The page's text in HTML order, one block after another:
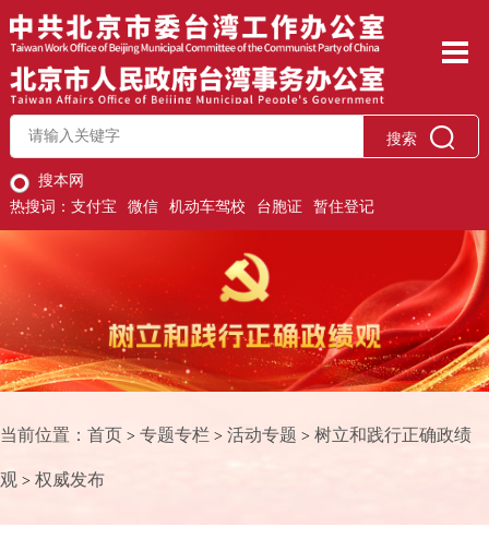
搜索
搜本网
热搜词： 支付宝 微信 机动车驾校 台胞证 暂住登记
当前位置： 首页 > 专题专栏 > 活动专题 > 树立和践行正确政绩
观 > 权威发布